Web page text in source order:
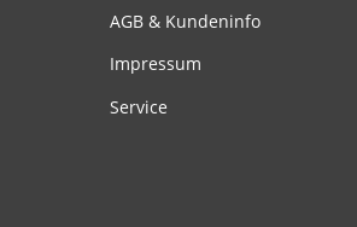
AGB & Kundeninfo
Impressum
Service